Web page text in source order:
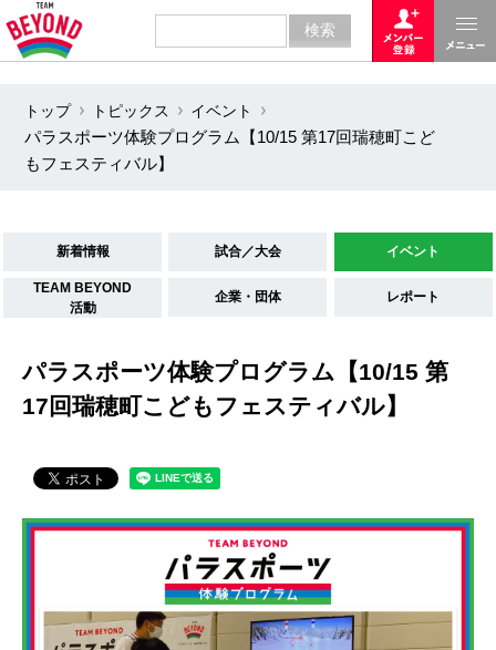
トップ トピックス
イベント
パラスポーツ体験プログラム【10/15 第17回瑞穂町こど
もフェスティバル】
新着情報 試合／大会 イベント
TEAM BEYOND
活動
企業・団体 レポート
パラスポーツ体験プログラム【10/15 第
17回瑞穂町こどもフェスティバル】